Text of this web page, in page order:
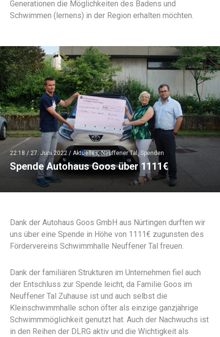
Generationen die Möglichkeiten des Badens und
Schwimmen (lernens) in der Region erhalten möchten.
22:18 / 27. Juni 2022 / Aktuelles,Neuffener Tal , Spenden
Spende Autohaus Goos über 1111€
Dank der Autohaus Goos GmbH aus Nürtingen durften wir
uns über eine Spende in Höhe von 1111€ zugunsten des
Fördervereins Schwimmhalle Neuffener Tal freuen.
Dank der familiären Strukturen im Unternehmen fiel auch
der Entschluss zur Spende leicht, da Familie Goos im
Neuffener Tal Zuhause ist und auch selbst die
Kleinschwimmhalle schon öfter als einzige ganzjährige
Schwimmmöglichkeit genutzt hat. Auch der Nachwuchs ist
in den Reihen der DLRG aktiv und die Wichtigkeit als